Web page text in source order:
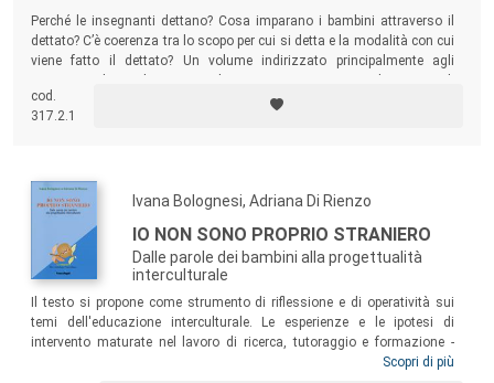
Perché le insegnanti dettano? Cosa imparano i bambini attraverso il
dettato? C’è coerenza tra lo scopo per cui si detta e la modalità con cui
viene fatto il dettato? Un volume indirizzato principalmente agli
per un uso consapevole del dettato.
cod.
317.2.1
Ivana Bolognesi, Adriana Di Rienzo
IO NON SONO PROPRIO STRANIERO
Dalle parole dei bambini alla progettualità
interculturale
Il testo si propone come strumento di riflessione e di operatività sui
temi dell'educazione interculturale. Le esperienze e le ipotesi di
intervento maturate nel lavoro di ricerca, tutoraggio e formazione -
sulla valorizzazione delle differenze e somiglianze, il decentramento,
Scopri di più